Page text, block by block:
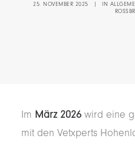
25. NOVEMBER 2025 | IN
Im März 2026 wird eine
mit den Vetxperts